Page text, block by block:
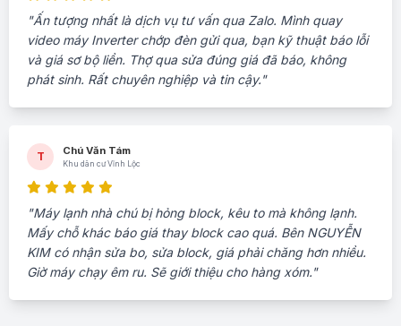
"Ấn tượng nhất là dịch vụ tư vấn qua Zalo. Mình quay
video máy Inverter chớp đèn gửi qua, bạn kỹ thuật báo lỗi
và giá sơ bộ liền. Thợ qua sửa đúng giá đã báo, không
phát sinh. Rất chuyên nghiệp và tin cậy."
T Chú Văn Tám
Khu dân cư Vĩnh Lộc
"Máy lạnh nhà chú bị hỏng block, kêu to mà không lạnh.
Mấy chỗ khác báo giá thay block cao quá. Bên NGUYỄN
KIM có nhận sửa bo, sửa block, giá phải chăng hơn nhiều.
Giờ máy chạy êm ru. Sẽ giới thiệu cho hàng xóm."